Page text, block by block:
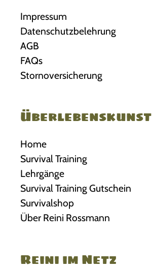
Impressum
Datenschutzbelehrung
AGB
FAQs
Stornoversicherung
Überlebenskunst
Home
Survival Training
Lehrgänge
Survival Training Gutschein
Survivalshop
Über Reini Rossmann
Reini im Netz